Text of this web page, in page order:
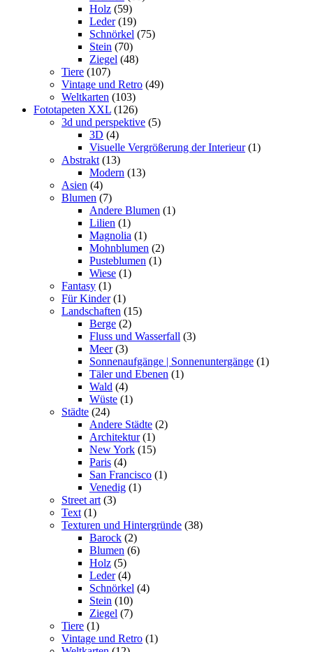
Holz (59)
Leder (19)
Schnörkel (75)
Stein (70)
Ziegel (48)
Tiere (107)
Vintage und Retro (49)
Weltkarten (103)
Fototapeten XXL (126)
3d und perspektive (5)
3D (4)
Visuelle Vergrößerung der Interieur (1)
Abstrakt (13)
Modern (13)
Asien (4)
Blumen (7)
Andere Blumen (1)
Lilien (1)
Magnolia (1)
Mohnblumen (2)
Pusteblumen (1)
Wiese (1)
Fantasy (1)
Für Kinder (1)
Landschaften (15)
Berge (2)
Fluss und Wasserfall (3)
Meer (3)
Sonnenaufgänge | Sonnenuntergänge (1)
Täler und Ebenen (1)
Wald (4)
Wüste (1)
Städte (24)
Andere Städte (2)
Architektur (1)
New York (15)
Paris (4)
San Francisco (1)
Venedig (1)
Street art (3)
Text (1)
Texturen und Hintergründe (38)
Barock (2)
Blumen (6)
Holz (5)
Leder (4)
Schnörkel (4)
Stein (10)
Ziegel (7)
Tiere (1)
Vintage und Retro (1)